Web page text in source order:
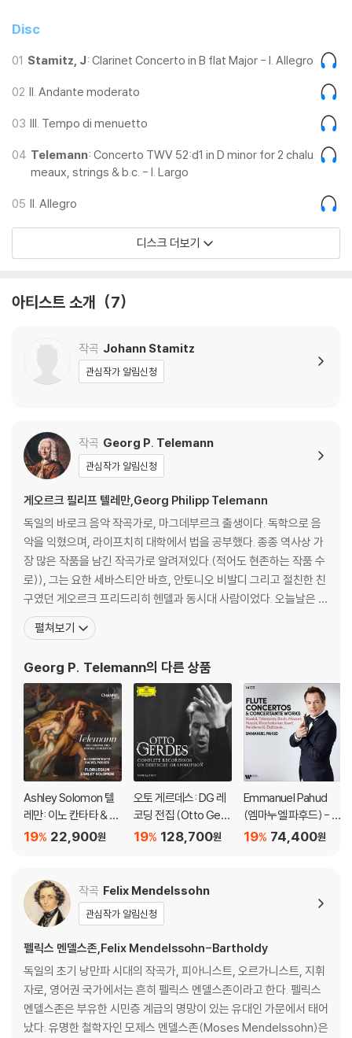
Disc
01 Stamitz, J: Clarinet Concerto in B flat Major - I. Allegro
02 II. Andante moderato
03 III. Tempo di menuetto
04 Telemann: Concerto TWV 52:d1 in D minor for 2 chalu
meaux, strings & b.c. - I. Largo
05 II. Allegro
디스크 더보기
아티스트 소개 7
작곡 Johann Stamitz
관심작가 알림신청
작곡 Georg P. Telemann
관심작가 알림신청
게오르크 필리프 텔레만,Georg Philipp Telemann
독일의 바로크 음악 작곡가로, 마그데부르크 출생이다. 독학으로 음
악을 익혔으며, 라이프치히 대학에서 법을 공부했다. 종종 역사상 가
장 많은 작품을 남긴 작곡가로 알려져있다.(적어도 현존하는 작품 수
로)), 그는 요한 세바스티안 바흐, 안토니오 비발디 그리고 절친한 친
구였던 게오르크 프리드리히 헨델과 동시대 사람이었다. 오늘날은 일
반적으로 바흐가 더 위대한 작곡자로 여겨지나, 당대에는 텔레만이
그의 음악적 능력으로 더욱 널리 인정받았다. 텔레만은 널리 여행하
다. 그는 비올라나 트럼펫 혹은 오보에나 하프시코드를 각
펼쳐보기
Georg P. Telemann의 다른 상품
Ashley Solomon 텔
레만: 이노 칸타타 & 이
중 협주곡 (Teleman
22,900원
19%
오토 게르데스: DG 레
코딩 전집 (Otto Gerd
es: Complete Recor
D 박스세트]
128,700원
19%
Emmanuel Pahud
(엠마누엘 파후드) - 플
룻 협주곡집 (Flute Co
74,400원
19%
작곡 Felix Mendelssohn
관심작가 알림신청
펠릭스 멘델스존,Felix Mendelssohn-Bartholdy
독일의 초기 낭만파 시대의 작곡가, 피아니스트, 오르가니스트, 지휘
자로, 영어권 국가에서는 흔히 펠릭스 멘델스존이라고 한다. 펠릭스
멘델스존은 부유한 시민층 계급의 명망이 있는 유대인 가문에서 태어
났다. 유명한 철학자인 모제스 멘델스존(Moses Mendelssohn)은